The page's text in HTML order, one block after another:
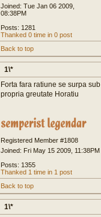
Joined: Tue Jan 06 2009,
08:38PM
Posts: 1281
Thanked 0 time in 0 post
Back to top
1\*
Forta fara ratiune se surpa sub
propria greutate Horatiu
Registered Member #1808
Joined: Fri May 15 2009, 11:38PM
Posts: 1355
Thanked 1 time in 1 post
Back to top
1\*